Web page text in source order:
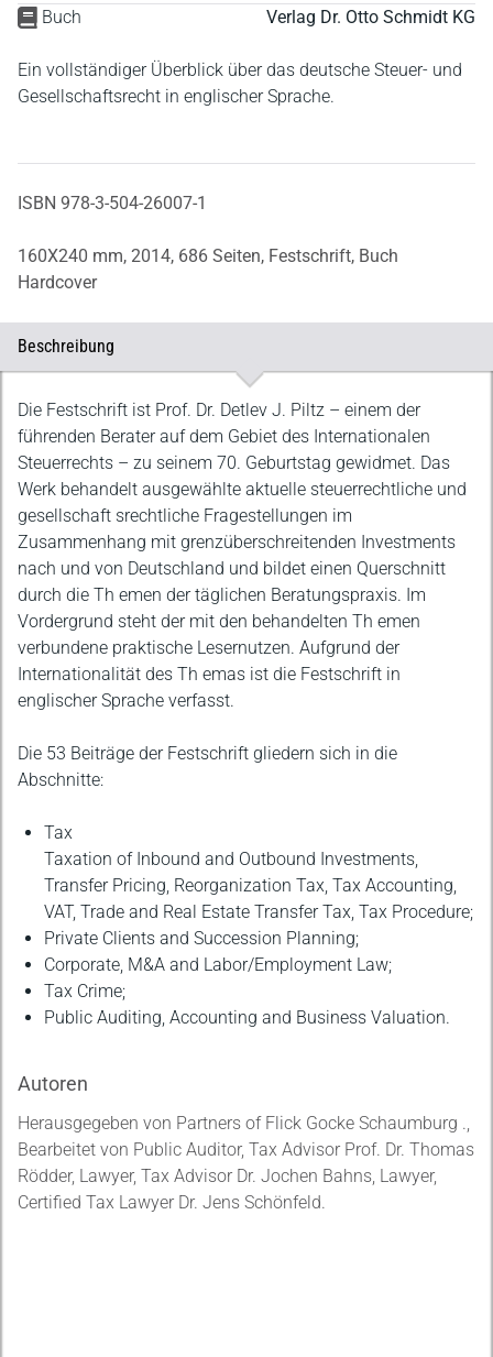
Buch Verlag Dr. Otto Schmidt KG
Ein vollständiger Überblick über das deutsche Steuer- und
Gesellschaftsrecht in englischer Sprache.
ISBN 978-3-504-26007-1
160X240 mm, 2014, 686 Seiten, Festschrift, Buch
Hardcover
Beschreibung
Beschreibung
Die Festschrift ist Prof. Dr. Detlev J. Piltz – einem der
führenden Berater auf dem Gebiet des Internationalen
Steuerrechts – zu seinem 70. Geburtstag gewidmet. Das
Werk behandelt ausgewählte aktuelle steuerrechtliche und
gesellschaft srechtliche Fragestellungen im
Zusammenhang mit grenzüberschreitenden Investments
nach und von Deutschland und bildet einen Querschnitt
durch die Th emen der täglichen Beratungspraxis. Im
Vordergrund steht der mit den behandelten Th emen
verbundene praktische Lesernutzen. Aufgrund der
Internationalität des Th emas ist die Festschrift in
englischer Sprache verfasst.
Die 53 Beiträge der Festschrift gliedern sich in die
Abschnitte:
Tax
Taxation of Inbound and Outbound Investments,
Transfer Pricing, Reorganization Tax, Tax Accounting,
VAT, Trade and Real Estate Transfer Tax, Tax Procedure;
Private Clients and Succession Planning;
Corporate, M&A and Labor/Employment Law;
Tax Crime;
Public Auditing, Accounting and Business Valuation.
Autoren
Herausgegeben von Partners of Flick Gocke Schaumburg .,
Bearbeitet von Public Auditor, Tax Advisor Prof. Dr. Thomas
Rödder, Lawyer, Tax Advisor Dr. Jochen Bahns, Lawyer,
Certified Tax Lawyer Dr. Jens Schönfeld.